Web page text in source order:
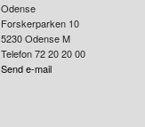
Odense
Forskerparken 10
5230 Odense M
Telefon 72 20 20 00
Send e-mail